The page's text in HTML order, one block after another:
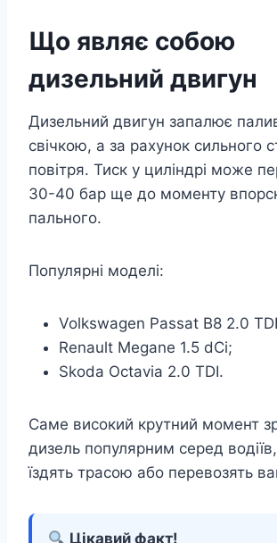
Що являє собою
дизельний двигун
Дизельний двигун запалює
свічкою, а за рахунок сильного
повітря. Тиск у циліндрі може
30-40 бар ще до моменту
пального.
Популярні моделі:
Volkswagen Passat B8 2.0
Renault Megane 1.5 dCi;
Skoda Octavia 2.0 TDI.
Саме високий крутний момент
дизель популярним серед
їздять трасою або перевозять
Цікавий факт!